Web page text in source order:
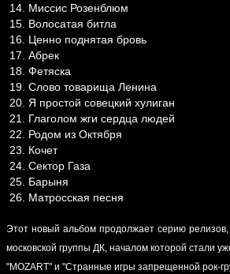
Миссис Розенблюм
Волосатая битла
Ценно поднятая бровь
Абрек
Фетяска
Слово товарища Ленина
Я простой совецкий хулиган
Глаголом жги сердца людей
Родом из Октября
Кочет
Сектор Газа
Барыня
Матросская песня
Этот новый альбом продолжает серию
московской группы ДК, началом которой стали
"МОZART" и "Странные игры запрещенной рок-